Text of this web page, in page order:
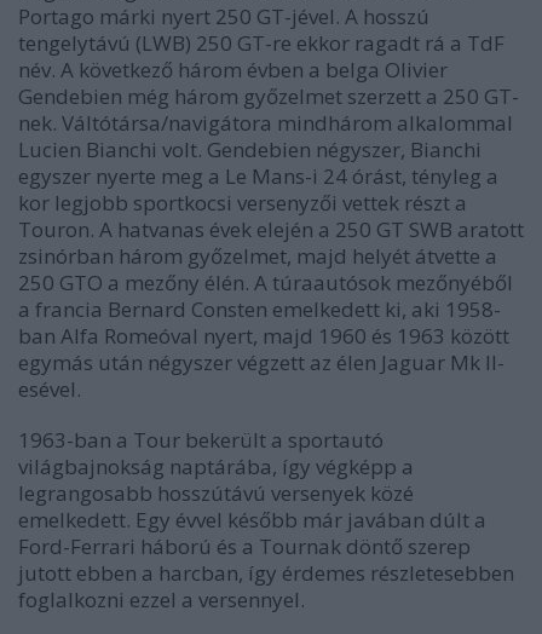
Portago márki nyert 250 GT-jével. A hosszú
tengelytávú (LWB) 250 GT-re ekkor ragadt rá a TdF
név. A következő három évben a belga Olivier
Gendebien még három győzelmet szerzett a 250 GT-
nek. Váltótársa/navigátora mindhárom alkalommal
Lucien Bianchi volt. Gendebien négyszer, Bianchi
egyszer nyerte meg a Le Mans-i 24 órást, tényleg a
kor legjobb sportkocsi versenyzői vettek részt a
Touron. A hatvanas évek elején a 250 GT SWB aratott
zsinórban három győzelmet, majd helyét átvette a
250 GTO a mezőny élén. A túraautósok mezőnyéből
a francia Bernard Consten emelkedett ki, aki 1958-
ban Alfa Romeóval nyert, majd 1960 és 1963 között
egymás után négyszer végzett az élen Jaguar Mk II-
esével.
1963-ban a Tour bekerült a sportautó
világbajnokság naptárába, így végképp a
legrangosabb hosszútávú versenyek közé
emelkedett. Egy évvel később már javában dúlt a
Ford-Ferrari háború és a Tournak döntő szerep
jutott ebben a harcban, így érdemes részletesebben
foglalkozni ezzel a versennyel.